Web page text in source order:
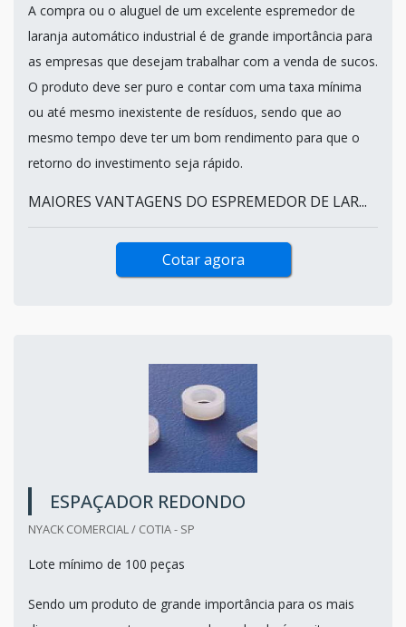
A compra ou o aluguel de um excelente espremedor de
laranja automático industrial é de grande importância para
as empresas que desejam trabalhar com a venda de sucos.
O produto deve ser puro e contar com uma taxa mínima
ou até mesmo inexistente de resíduos, sendo que ao
mesmo tempo deve ter um bom rendimento para que o
retorno do investimento seja rápido.
MAIORES VANTAGENS DO ESPREMEDOR DE LAR...
Cotar agora
ESPAÇADOR REDONDO
NYACK COMERCIAL / COTIA - SP
Lote mínimo de 100 peças
Sendo um produto de grande importância para os mais